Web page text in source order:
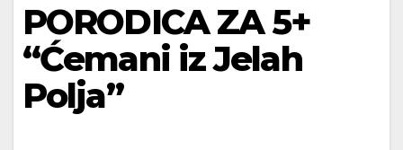
PORODICA ZA 5+
“Ćemani iz Jelah
Polja”